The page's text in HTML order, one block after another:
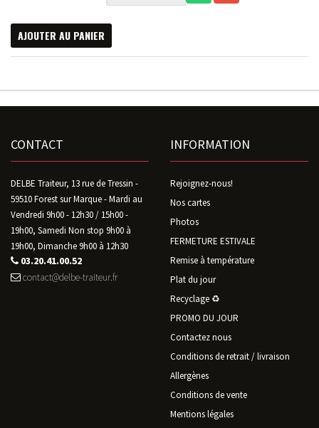
AJOUTER AU PANIER
CONTACT
DELBE Traiteur, 13 rue de Tressin -
59510 Forest sur Marque - Mardi au
Vendredi 9h00 - 12h30 / 15h00 -
19h00, Samedi Non stop 9h00 à
19h00, Dimanche 9h00 à 12h30
03.20.41.00.52
contact@delbe-traiteur.fr
INFORMATION
Rejoignez-nous!
Nos cartes
Photos
FERMETURE ESTIVALE
Remise à température
Plat du jour
Recyclage ♻️
PROMO DU JOUR
Contactez nous
Conditions de retrait / livraison
Allergènes
Conditions de vente
Mentions légales